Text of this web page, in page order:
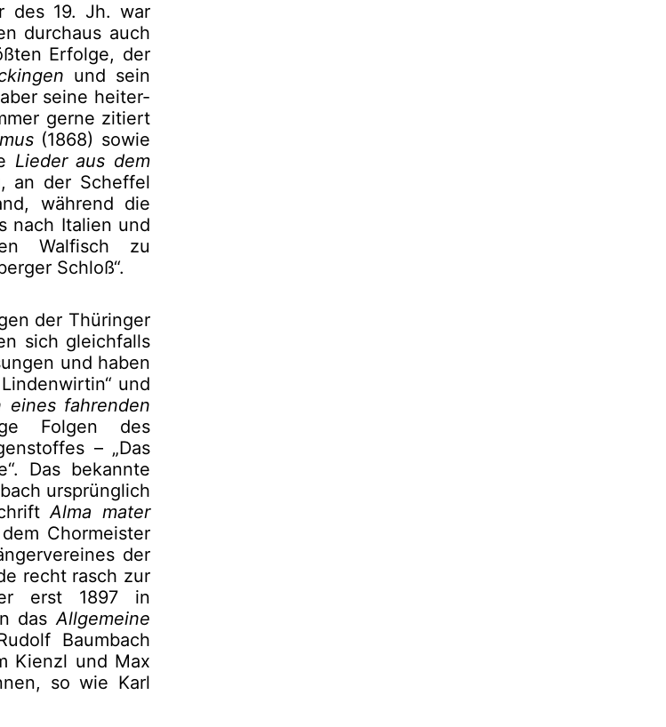
des 19. Jh. war
durchaus auch
Erfolge, der
und sein
seine heiter-
gerne zitiert
(1868) sowie
Lieder aus dem
an der Scheffel
während die
nach Italien und
Walfisch zu
Schloß“.
der Thüringer
sich gleichfalls
und haben
und
eines fahrenden
Folgen des
– „Das
Das bekannte
ursprünglich
Alma mater
Chormeister
der
recht rasch zur
erst 1897 in
dasAllgemeine
Baumbach
Kienzl und Max
so wie Karl